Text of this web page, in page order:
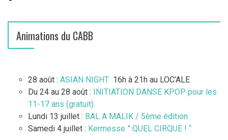
sAnimations du CABB
28 août : ASIAN NIGHT 16h à 21h au LOC’ALE
Du 24 au 28 août : INITIATION DANSE KPOP pour les
11-17 ans (gratuit)
Lundi 13 juillet : BAL A MALIK / 5ème édition
Samedi 4 juillet : Kermesse ” QUEL CIRQUE ! “